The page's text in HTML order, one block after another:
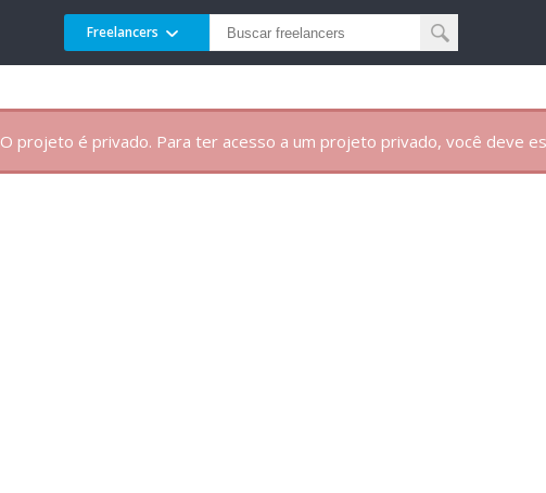
Freelancers
O projeto é privado. Para ter acesso a um projeto privado, você deve